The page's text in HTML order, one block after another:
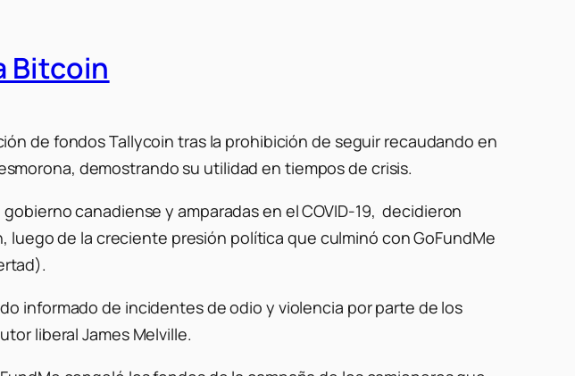
Bitcoin
de fondos Tallycoin tras la prohibición de seguir recaudando en
demostrando su utilidad en tiempos de crisis.
canadiense y amparadas en el COVID-19, decidieron
de la creciente presión política que culminó con GoFundMe
informado de incidentes de odio y violencia por parte de los
liberal James Melville.